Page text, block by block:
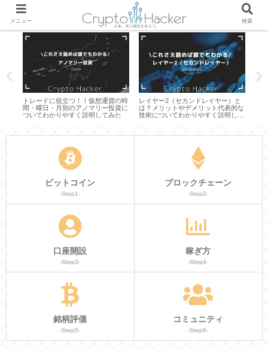
トレードに役立つ！！仮想通貨の時
間・曜日・月別のアノマリー投資に
ついてわかりやすく説明してみた
レイヤー2（セカンドレイヤー）と
は？メリットやデメリット代表的な
技術についてわかりやすく説明して
ビットコイン
-Step1-
ブロックチェーン
-Step2-
口座開設
-Step3-
稼ぎ方
-Step4-
銘柄評価
-Step5-
コミュニティ
-Step6-
メニュー 検索